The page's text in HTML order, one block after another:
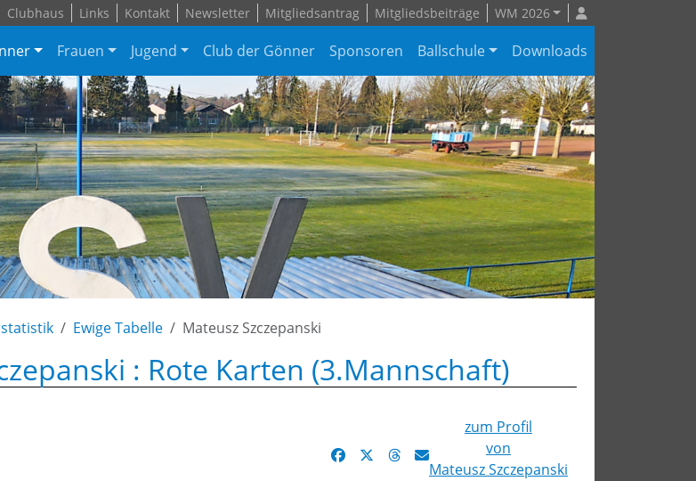
Clubhaus Links Kontakt Newsletter Mitgliedsantrag Mitgliedsbeiträge WM 2026
Frauen Jugend Club der Gönner Sponsoren Ballschule Downloads
Ewige Tabelle Mateusz Szczepanski
: Rote Karten (3.Mannschaft)
zum Profil
von
Mateusz Szczepanski